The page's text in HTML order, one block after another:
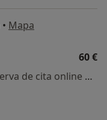
• Mapa
60 €
Este especialista no ofrece reserva de cita online en esta dirección.